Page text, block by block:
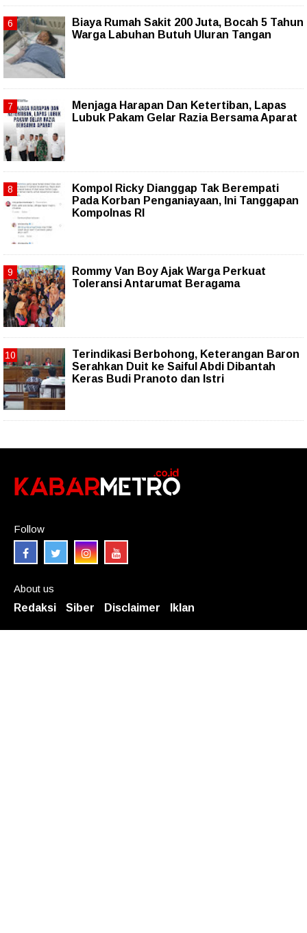
Biaya Rumah Sakit 200 Juta, Bocah 5 Tahun
Warga Labuhan Butuh Uluran Tangan
Menjaga Harapan Dan Ketertiban, Lapas
Lubuk Pakam Gelar Razia Bersama Aparat
Kompol Ricky Dianggap Tak Berempati
Pada Korban Penganiayaan, Ini Tanggapan
Kompolnas RI
Rommy Van Boy Ajak Warga Perkuat
Toleransi Antarumat Beragama
Terindikasi Berbohong, Keterangan Baron
Serahkan Duit ke Saiful Abdi Dibantah
Keras Budi Pranoto dan Istri
Follow
About us
Redaksi
Siber Disclaimer Iklan